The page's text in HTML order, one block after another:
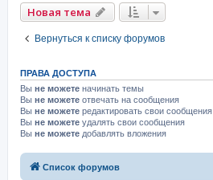
Новая тема
Вернуться к списку форумов
ПРАВА ДОСТУПА
Вы не можете начинать темы
Вы не можете отвечать на сообщения
Вы не можете редактировать свои сообщения
Вы не можете удалять свои сообщения
Вы не можете добавлять вложения
Список форумов